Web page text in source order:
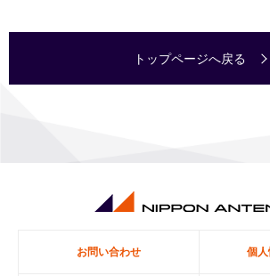
トップページへ戻る
お問い合わせ 個